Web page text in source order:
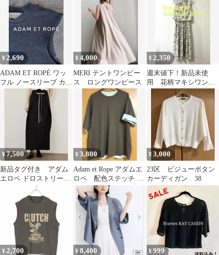
スリーブプルオーバー
¥2,690
ADAM ET ROPÉ ワッ
フル ノースリーブ カッ
トソー ブラック
¥4,000
MERI テントワンピー
ス ロングワンピース
¥2,350
週末値下！新品未使
用 花柄マキシワンピ
ース ノースリーブ アダ
ムエトロペ美品♡
¥7,500
新品タグ付き アダム
エロペ ドロストリーン
スカート ブラック 38
¥3,800
Adam et Rope アダムエ
ロペ 配色ステッチ リ
バーシブル風 カットソ
ー
¥3,000
23区 ビジューボタン
カーディガン 38
¥ 2,700 ¥8,400 ¥999